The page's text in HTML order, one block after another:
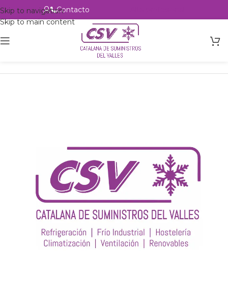
Skip to navigation
Skip to main content
Contacto
csvalles